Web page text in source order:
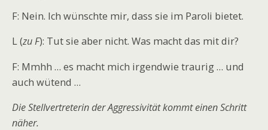
F: Nein. Ich wünschte mir, dass sie im Paroli bietet.
L (zu F): Tut sie aber nicht. Was macht das mit dir?
F: Mmhh … es macht mich irgendwie traurig … und
auch wütend …
Die Stellvertreterin der Aggressivität kommt einen Schritt
näher.